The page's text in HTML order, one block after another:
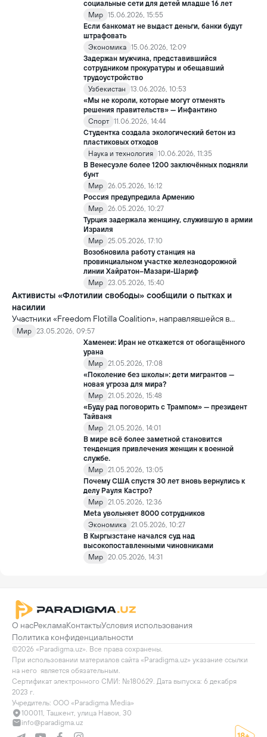
качестве гуманитарной помощи жителям сектора Газа.
социальные сети для детей младше 16 лет
Мир 15.06.2026, 15:55
Если банкомат не выдаст деньги, банки будут
штрафовать
Экономика 15.06.2026, 12:09
Задержан мужчина, представившийся
сотрудником прокуратуры и обещавший
трудоустройство
Узбекистан
13.06.2026, 10:53
«Мы не короли, которые могут отменять
решения правительств» — Инфантино
Спорт 11.06.2026, 14:44
Студентка создала экологический бетон из
пластиковых отходов
Наука и технология 10.06.2026, 11:35
В Венесуэле более 1200 заключённых подняли
бунт
Мир 26.05.2026, 16:12
Россия предупредила Армению
Мир 26.05.2026, 10:27
Турция задержала женщину, служившую в армии
Израиля
Мир 25.05.2026, 17:10
Возобновила работу станция на
провинциальном участке железнодорожной
линии Хайратон–Мазари-Шариф
Мир 23.05.2026, 15:40
Активисты «Флотилии свободы» сообщили о пытках и
насилии
Участники «Freedom Flotilla Coalition», направлявшейся в
сектор Газа с гуманитарной помощью, заявили, что после
задержания со стороны Израиль подверглись пыткам и
жестокому обращению.
Мир 23.05.2026, 09:57
Хаменеи: Иран не откажется от обогащённого
урана
Мир 21.05.2026, 17:08
«Поколение без школы»: дети мигрантов —
новая угроза для мира?
Мир 21.05.2026, 15:48
«Буду рад поговорить с Трампом» — президент
Тайваня
Мир 21.05.2026, 14:01
В мире всё более заметной становится
тенденция привлечения женщин к военной
службе.
Мир 21.05.2026, 13:05
Почему США спустя 30 лет вновь вернулись к
делу Рауля Кастро?
Мир 21.05.2026, 12:36
Meta увольняет 8000 сотрудников
Экономика 21.05.2026, 10:27
В Кыргызстане начался суд над
высокопоставленными чиновниками
Мир 20.05.2026, 14:31
О насРекламаКонтактыУсловия использования
Политика конфиденциальности
©2026 «Paradigma.uz». Все права сохранены.
При использовании материалов сайта «Paradigma.uz» указание ссылки
на него  является обязательным.
Сертификат электронного СМИ: №180629. Дата выпуска: 6 декабря
2023 г.
Учредитель: ООО «Paradigma Media»
100011, Ташкент, улица Навои, 30
info@paradigma.uz